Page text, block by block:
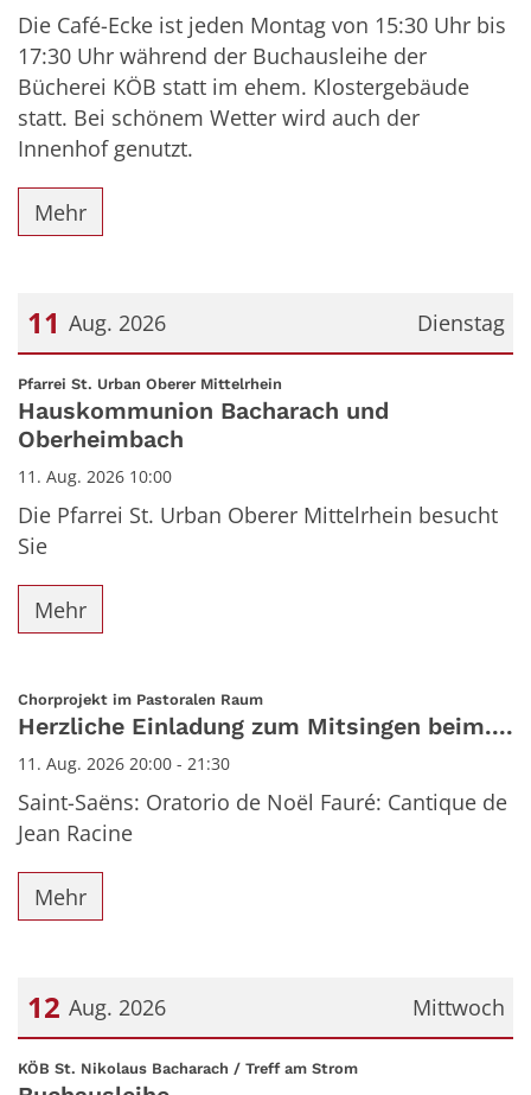
Die Café-Ecke ist jeden Montag von 15:30 Uhr bis
17:30 Uhr während der Buchausleihe der
Bücherei KÖB statt im ehem. Klostergebäude
statt. Bei schönem Wetter wird auch der
Innenhof genutzt.
Mehr
Dienstag
11 Aug. 2026
Datum: 11. August 2026
Pfarrei St. Urban Oberer Mittelrhein
Hauskommunion Bacharach und
Oberheimbach
11. Aug. 2026 10:00
Die Pfarrei St. Urban Oberer Mittelrhein besucht
Sie
Mehr
Chorprojekt im Pastoralen Raum:
Herzliche Einladung zum Mitsingen beim....
11. Aug. 2026 20:00 - 21:30
Saint-Saëns: Oratorio de Noël Fauré: Cantique de
Jean Racine
Mehr
Mittwoch
12 Aug. 2026
Datum: 12. August 2026
KÖB St. Nikolaus Bacharach / Treff am Strom: